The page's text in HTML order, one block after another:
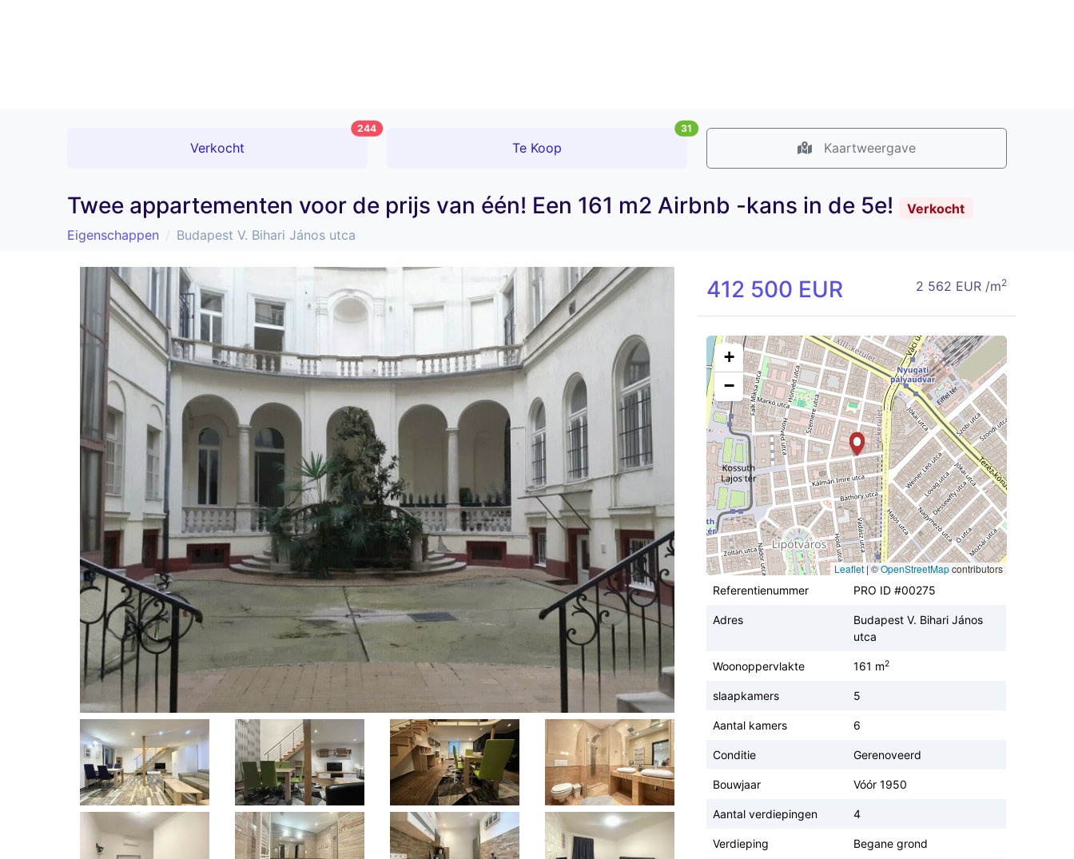
Verkocht
244
Te Koop
31
Kaartweergave
Twee appartementen voor de prijs van één! Een 161 m2 Airbnb -kans in de 5e!
Verkocht
Eigenschappen
Budapest V. Bihari János utca
412 500 EUR 2 562 EUR /m2
+
−
Leaflet |©OpenStreetMapcontributors
Referentienummer
PRO ID #00275
Adres
Budapest V. Bihari János
utca
Woonoppervlakte 161 m2
slaapkamers 5
Aantal kamers 6
Conditie Gerenoveerd
Bouwjaar Vóór 1950
Aantal verdiepingen 4
Verdieping Begane grond